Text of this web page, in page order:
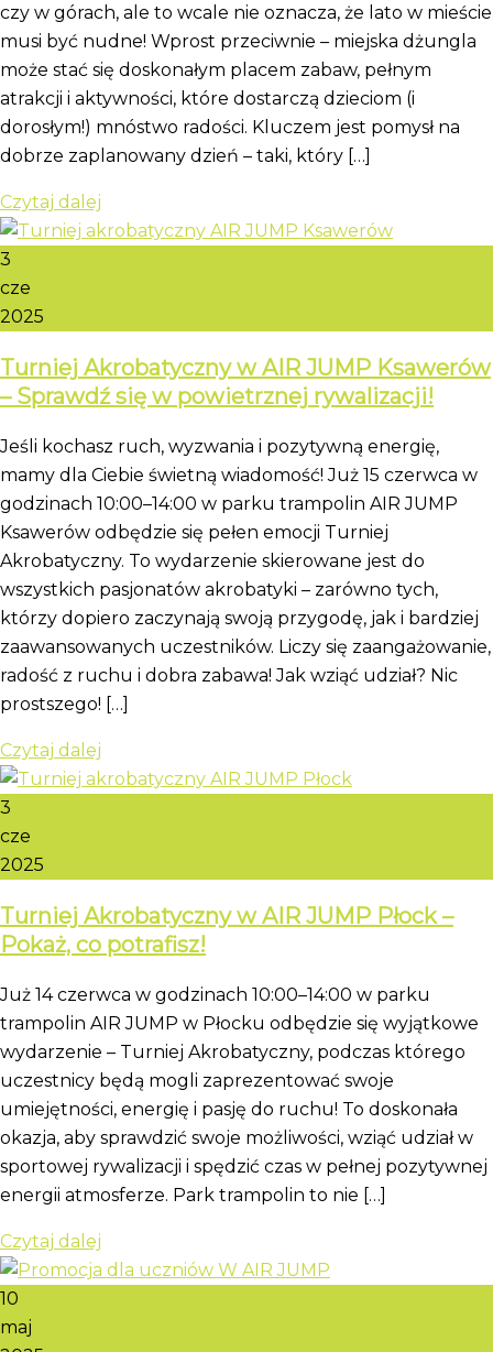
czy w górach, ale to wcale nie oznacza, że lato w mieście
musi być nudne! Wprost przeciwnie – miejska dżungla
może stać się doskonałym placem zabaw, pełnym
atrakcji i aktywności, które dostarczą dzieciom (i
dorosłym!) mnóstwo radości. Kluczem jest pomysł na
dobrze zaplanowany dzień – taki, który […]
Czytaj dalej
3
cze
2025
Turniej Akrobatyczny w AIR JUMP Ksawerów
– Sprawdź się w powietrznej rywalizacji!
Jeśli kochasz ruch, wyzwania i pozytywną energię,
mamy dla Ciebie świetną wiadomość! Już 15 czerwca w
godzinach 10:00–14:00 w parku trampolin AIR JUMP
Ksawerów odbędzie się pełen emocji Turniej
Akrobatyczny. To wydarzenie skierowane jest do
wszystkich pasjonatów akrobatyki – zarówno tych,
którzy dopiero zaczynają swoją przygodę, jak i bardziej
zaawansowanych uczestników. Liczy się zaangażowanie,
radość z ruchu i dobra zabawa! Jak wziąć udział? Nic
prostszego! […]
Czytaj dalej
3
cze
2025
Turniej Akrobatyczny w AIR JUMP Płock –
Pokaż, co potrafisz!
Już 14 czerwca w godzinach 10:00–14:00 w parku
trampolin AIR JUMP w Płocku odbędzie się wyjątkowe
wydarzenie – Turniej Akrobatyczny, podczas którego
uczestnicy będą mogli zaprezentować swoje
umiejętności, energię i pasję do ruchu! To doskonała
okazja, aby sprawdzić swoje możliwości, wziąć udział w
sportowej rywalizacji i spędzić czas w pełnej pozytywnej
energii atmosferze. Park trampolin to nie […]
Czytaj dalej
10
maj